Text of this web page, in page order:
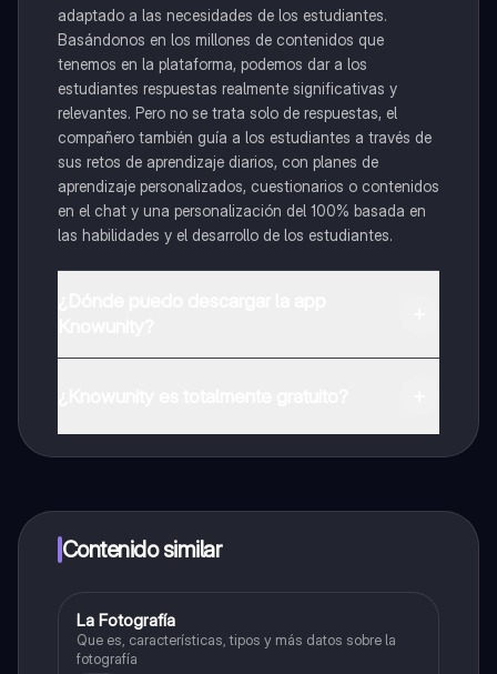
adaptado a las necesidades de los estudiantes.
Basándonos en los millones de contenidos que
tenemos en la plataforma, podemos dar a los
estudiantes respuestas realmente significativas y
relevantes. Pero no se trata solo de respuestas, el
compañero también guía a los estudiantes a través de
sus retos de aprendizaje diarios, con planes de
aprendizaje personalizados, cuestionarios o contenidos
en el chat y una personalización del 100% basada en
las habilidades y el desarrollo de los estudiantes.
a determinadas funciones.
Contenido similar
Artes
La Fotografía
Que es, características, tipos y más datos sobre la
fotografía